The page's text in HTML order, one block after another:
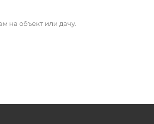
на объект или дачу.